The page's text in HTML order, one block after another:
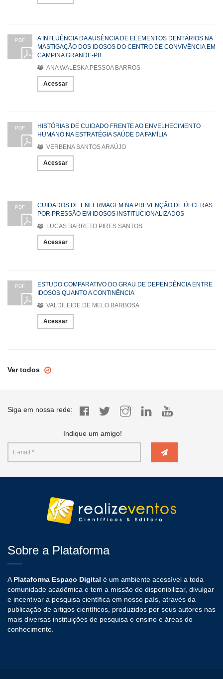
PDF
A INFLUÊNCIA DA AUSÊNCIA DE ELEMENTOS DENTÁRIOS NA
MASTIGAÇÃO DOS IDOSOS DO CENTRO DE CONVIVÊNCIA EM
CAMPINA GRANDE-PB
ANA WALESKA PESSOA BARROS
Acessar
PDF
HISTÓRIAS DE CUIDADO FRENTE AO ENVELHECIMENTO
HUMANO NA ESTRATÉGIA SAÚDE DA FAMÍLIA
VERBENA SANTOS ARAÚJO
Acessar
PDF
CUIDADOS DE ENFERMAGEM NA PREVENÇÃO DE ÚLCERAS
POR PRESSÃO EM IDOSOS INSTITUCIONALIZADOS
LUCAS BARRETO PIRES SANTOS
Acessar
PDF
ESTUDO COMPARATIVO DO GRAU DE DEPENDÊNCIA ENTRE
IDOSOS QUANTO A CONTINÊNCIA
VALDILEIDE DE MELO BARBOSA
Acessar
Ver todos
Siga em nossa rede:
Indique um amigo!
Sobre a Plataforma
A Plataforma Espaço Digital é um ambiente acessível a toda
comunidade acadêmica e tem a missão de disponibilizar, divulgar
e incentivar a pesquisa científica em nosso país, através da
publicação de artigos científicos, produzidos por seus autores nas
mais diversas instituições de pesquisa e ensino e áreas do
conhecimento.